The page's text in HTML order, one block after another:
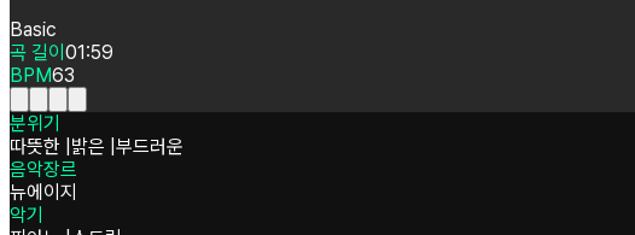
Basic
곡 길이 01:59
BPM63
분위기
따뜻한 밝은 부드러운
음악장르
뉴에이지
악기